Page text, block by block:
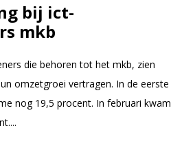
bij ict-
mkb
die behoren tot het mkb, zien
omzetgroei vertragen. In de eerste
nog 19,5 procent. In februari kwam